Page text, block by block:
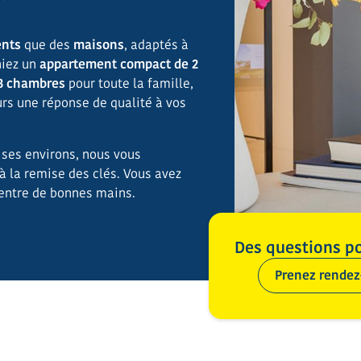
que des maisons, adaptés à
un appartement compact de 2
chambres pour toute la famille,
une réponse de qualité à vos
environs, nous vous
la remise des clés. Vous avez
de bonnes mains.
Des questions
Prenez